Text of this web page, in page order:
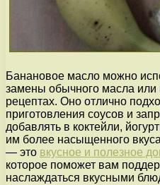
Банановое масло можно
замены обычного масла или
рецептах. Оно отлично
приготовления соусов и
добавлять в коктейли,
им более насыщенного
— это вкусное и полезное
которое поможет вам
наслаждаться вкусными